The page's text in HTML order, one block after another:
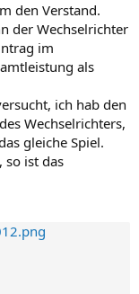
den Verstand.
der Wechselrichter
im
als
ich hab den
Wechselrichters,
gleiche Spiel.
so ist das